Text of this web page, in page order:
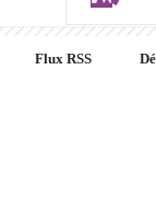
Flux RSS